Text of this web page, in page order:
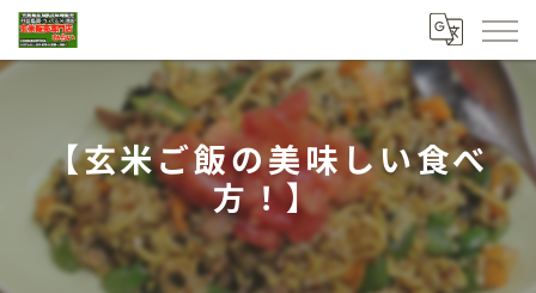
【玄米ご飯の美味しい食べ
方！】